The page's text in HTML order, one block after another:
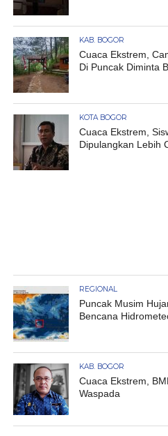
KAB. BOGOR
Cuaca Ekstrem,
Di Puncak Diminta
KOTA BOGOR
Cuaca Ekstrem,
Dipulangkan Lebih
REGIONAL
Puncak Musim
Bencana
KAB. BOGOR
Cuaca Ekstrem,
Waspada